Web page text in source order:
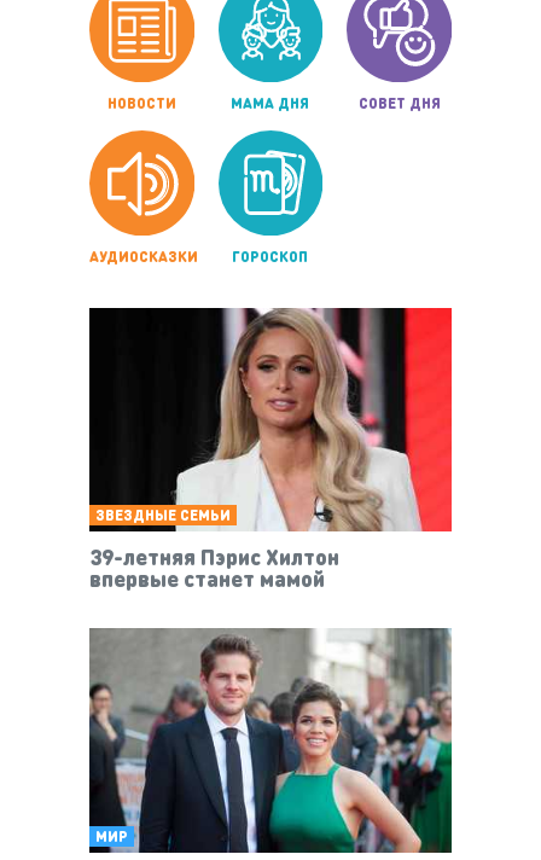
НОВОСТИ МАМА ДНЯ СОВЕТ ДНЯ
АУДИОСКАЗКИ ГОРОСКОП
ЗВЕЗДНЫЕ СЕМЬИ
39-летняя Пэрис Хилтон
впервые станет мамой
МИР